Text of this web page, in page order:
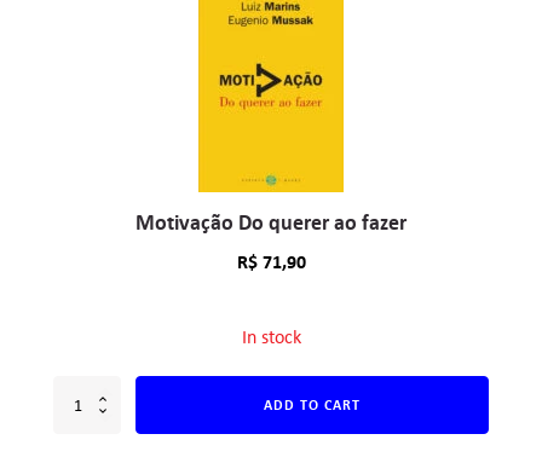
Motivação Do querer ao fazer
R$71,90
In stock
ADD TO CART